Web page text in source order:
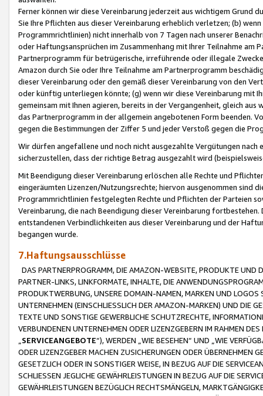
Ferner können wir diese Vereinbarung jederzeit aus wichtigem Grund
Sie Ihre Pflichten aus dieser Vereinbarung erheblich verletzen; (b)
Programmrichtlinien) nicht innerhalb von 7 Tagen nach unserer
oder Haftungsansprüchen im Zusammenhang mit Ihrer Teilnahme am
Partnerprogramm für betrügerische, irreführende oder illegale
Amazon durch Sie oder Ihre Teilnahme am Partnerprogramm
dieser Vereinbarung oder den gemäß dieser Vereinbarung von den
oder künftig unterliegen könnte; (g) wenn wir diese Vereinbarung mit
gemeinsam mit Ihnen agieren, bereits in der Vergangenheit, gleich
das Partnerprogramm in der allgemein angebotenen Form beenden.
gegen die Bestimmungen der Ziffer 5 und jeder Verstoß gegen die
Wir dürfen angefallene und noch nicht ausgezahlte Vergütungen
sicherzustellen, dass der richtige Betrag ausgezahlt wird
Mit Beendigung dieser Vereinbarung erlöschen alle Rechte und
eingeräumten Lizenzen/Nutzungsrechte; hiervon ausgenommen sind
Programmrichtlinien festgelegten Rechte und Pflichten der Parteien
Vereinbarung, die nach Beendigung dieser Vereinbarung
entstandenen Verbindlichkeiten aus dieser Vereinbarung und der
begangen wurde.
7.Haftungsausschlüsse
DAS PARTNERPROGRAMM, DIE AMAZON-WEBSITE, PRODUKTE UND
PARTNER-LINKS, LINKFORMATE, INHALTE, DIE
PRODUKTWERBUNG, UNSERE DOMAIN-NAMEN, MARKEN UND
UNTERNEHMEN (EINSCHLIESSLICH DER AMAZON-MARKEN) UND DIE
TEXTE UND SONSTIGE GEWERBLICHE SCHUTZRECHTE,
VERBUNDENEN UNTERNEHMEN ODER LIZENZGEBERN IM RAHMEN
SERVICEANGEBOTE“), WERDEN „WIE BESEHEN“ UND „WIE
ODER LIZENZGEBER MACHEN ZUSICHERUNGEN ODER ÜBERNEHMEN
GESETZLICH ODER IN SONSTIGER WEISE, IN BEZUG AUF DIE
SCHLIESSEN JEGLICHE GEWÄHRLEISTUNGEN IN BEZUG AUF DIE
GEWÄHRLEISTUNGEN BEZÜGLICH RECHTSMÄNGELN,